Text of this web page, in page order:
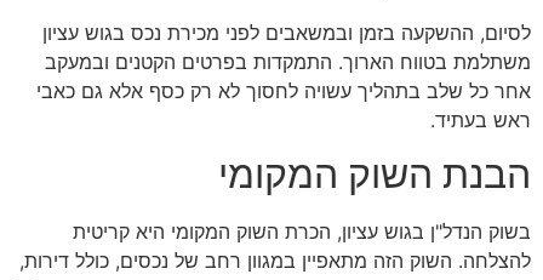
לסיום, ההשקעה בזמן ובמשאבים לפני מכירת נכס בגוש עציון
משתלמת בטווח הארוך. התמקדות בפרטים הקטנים ובמעקב
אחר כל שלב בתהליך עשויה לחסוך לא רק כסף אלא גם כאבי
ראש בעתיד.
הבנת השוק המקומי
בשוק הנדל"ן בגוש עציון, הכרת השוק המקומי היא קריטית
להצלחה. השוק הזה מתאפיין במגוון רחב של נכסים, כולל דירות,